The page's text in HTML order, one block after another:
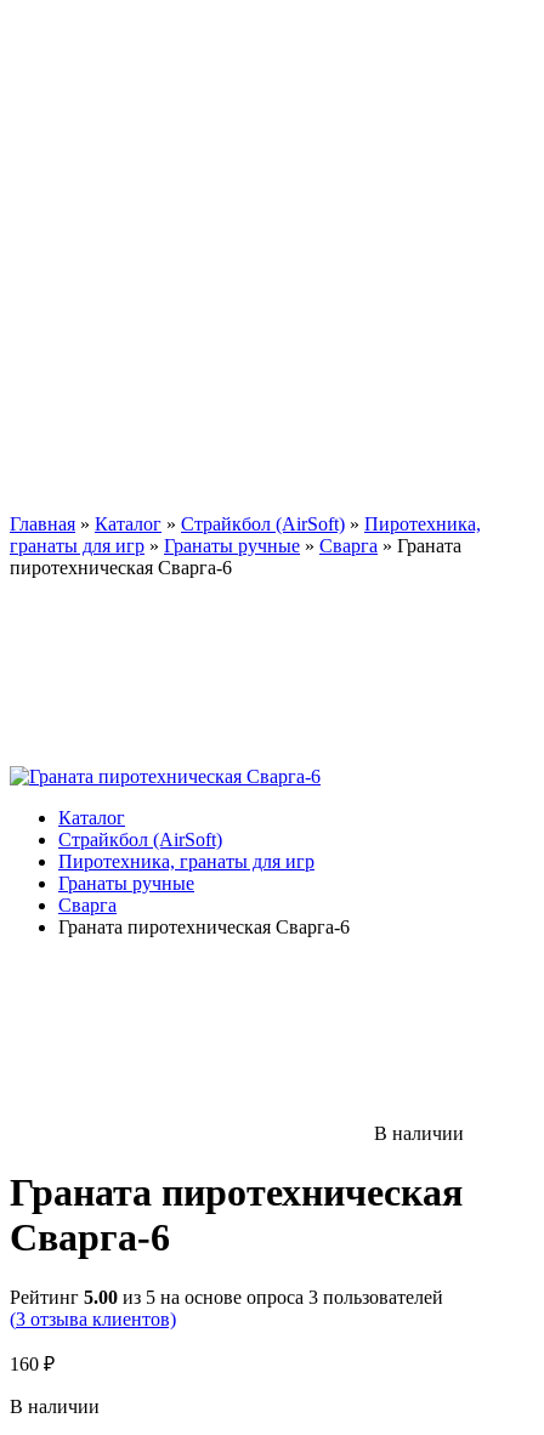
Главная » Каталог » Страйкбол (AirSoft) » Пиротехника,
гранаты для игр » Гранаты ручные » Сварга » Граната
пиротехническая Сварга-6
Каталог
Страйкбол (AirSoft)
Пиротехника, гранаты для игр
Гранаты ручные
Сварга
Граната пиротехническая Сварга-6
В наличии
Граната пиротехническая
Сварга-6
Рейтинг 5.00 из 5 на основе опроса 3 пользователей
(3 отзыва клиентов)
160 ₽
В наличии